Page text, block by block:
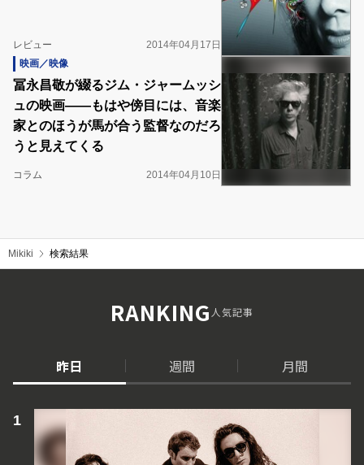
レビュー
2014年04月17日
映画／映像
冨永昌敬が綴るジム・ジャームッシ
ュの映画――もはや傍目には、音楽
家とのほうが馬が合う監督なのだろ
うと見えてくる
コラム 2014年04月10日
Mikiki 検索結果
RANKING人気記事
昨日 週間 月間